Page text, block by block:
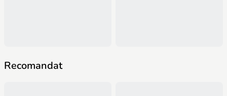
Recomandat